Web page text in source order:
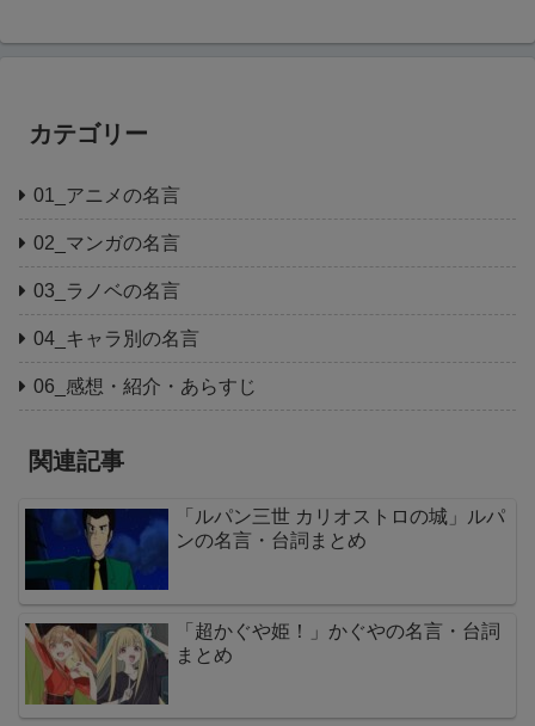
カテゴリー
01_アニメの名言
02_マンガの名言
03_ラノベの名言
04_キャラ別の名言
06_感想・紹介・あらすじ
関連記事
「ルパン三世 カリオストロの城」ルパ
ンの名言・台詞まとめ
「超かぐや姫！」かぐやの名言・台詞
まとめ